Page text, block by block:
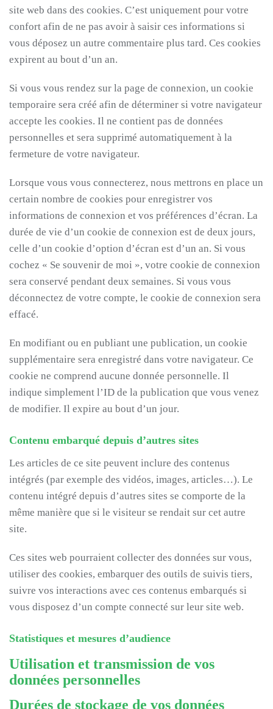
site web dans des cookies. C’est uniquement pour votre
confort afin de ne pas avoir à saisir ces informations si
vous déposez un autre commentaire plus tard. Ces cookies
expirent au bout d’un an.
Si vous vous rendez sur la page de connexion, un cookie
temporaire sera créé afin de déterminer si votre navigateur
accepte les cookies. Il ne contient pas de données
personnelles et sera supprimé automatiquement à la
fermeture de votre navigateur.
Lorsque vous vous connecterez, nous mettrons en place un
certain nombre de cookies pour enregistrer vos
informations de connexion et vos préférences d’écran. La
durée de vie d’un cookie de connexion est de deux jours,
celle d’un cookie d’option d’écran est d’un an. Si vous
cochez « Se souvenir de moi », votre cookie de connexion
sera conservé pendant deux semaines. Si vous vous
déconnectez de votre compte, le cookie de connexion sera
effacé.
En modifiant ou en publiant une publication, un cookie
supplémentaire sera enregistré dans votre navigateur. Ce
cookie ne comprend aucune donnée personnelle. Il
indique simplement l’ID de la publication que vous venez
de modifier. Il expire au bout d’un jour.
Contenu embarqué depuis d’autres sites
Les articles de ce site peuvent inclure des contenus
intégrés (par exemple des vidéos, images, articles…). Le
contenu intégré depuis d’autres sites se comporte de la
même manière que si le visiteur se rendait sur cet autre
site.
Ces sites web pourraient collecter des données sur vous,
utiliser des cookies, embarquer des outils de suivis tiers,
suivre vos interactions avec ces contenus embarqués si
vous disposez d’un compte connecté sur leur site web.
Statistiques et mesures d’audience
Utilisation et transmission de vos
données personnelles
Durées de stockage de vos données